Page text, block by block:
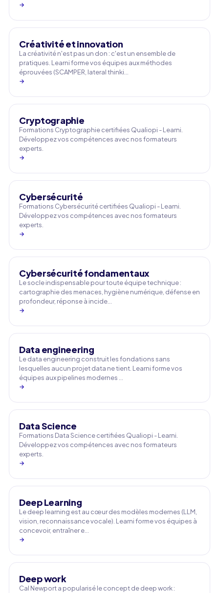
→
Créativité et innovation
La créativité n'est pas un don : c'est un ensemble de
pratiques. Learni forme vos équipes aux méthodes
éprouvées (SCAMPER, lateral thinki…
→
Cryptographie
Formations Cryptographie certifiées Qualiopi - Learni.
Développez vos compétences avec nos formateurs
experts.
→
Cybersécurité
Formations Cybersécurité certifiées Qualiopi - Learni.
Développez vos compétences avec nos formateurs
experts.
→
Cybersécurité fondamentaux
Le socle indispensable pour toute équipe technique :
cartographie des menaces, hygiène numérique, défense en
profondeur, réponse à incide…
→
Data engineering
Le data engineering construit les fondations sans
lesquelles aucun projet data ne tient. Learni forme vos
équipes aux pipelines modernes …
→
Data Science
Formations Data Science certifiées Qualiopi - Learni.
Développez vos compétences avec nos formateurs
experts.
→
Deep Learning
Le deep learning est au cœur des modèles modernes (LLM,
vision, reconnaissance vocale). Learni forme vos équipes à
concevoir, entraîner e…
→
Deep work
Cal Newport a popularisé le concept de deep work :